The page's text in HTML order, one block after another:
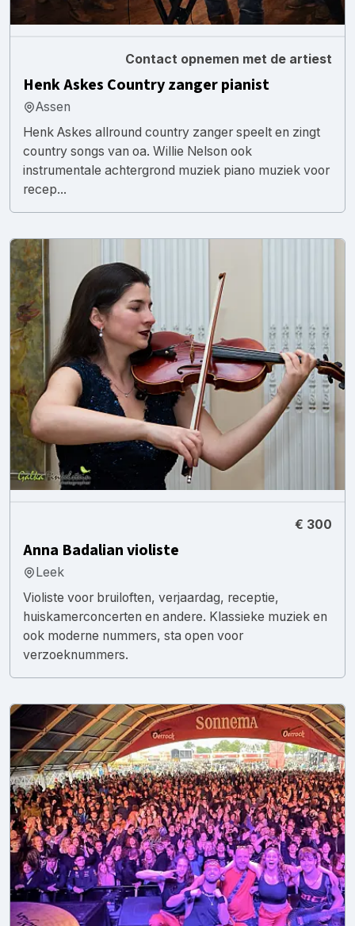
Contact opnemen met de artiest
Henk Askes Country zanger pianist
Assen
Henk Askes allround country zanger speelt en zingt
country songs van oa. Willie Nelson ook
instrumentale achtergrond muziek piano muziek voor
recep...
€ 300
Anna Badalian violiste
Leek
Violiste voor bruiloften, verjaardag, receptie,
huiskamerconcerten en andere. Klassieke muziek en
ook moderne nummers, sta open voor
verzoeknummers.